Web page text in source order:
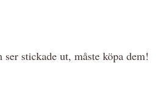
stickade ut, måste köpa dem!